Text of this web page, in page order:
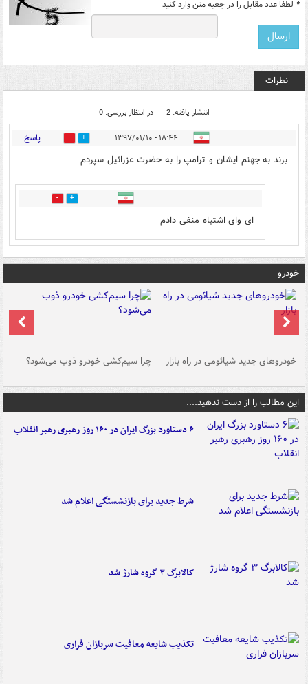
* لطفا عدد مقابل را در جعبه متن وارد کنید
نظرات
انتشار یافته: 2 در انتظار بررسی: 0
۱۸:۴۴ - ۱۳۹۷/۰۱/۱۰ 2 پاسخ
برند به جهنم ایشان و ترامپ را به حضرت عزرائیل سپردم
0
ای وای اشتباه منفی دادم
خودرو
خودروهای جدید شیائومی در راه بازار چرا سیم‌کشی خودرو ذوب می‌شود؟
این مطالب را از دست ندهید....
۶ دستاورد بزرگ ایران در ۱۶۰ روز رهبری رهبر انقلاب
شرط جدید برای بازنشستگی اعلام شد
کالابرگ ۳ گروه شارژ شد
تکذیب شایعه معافیت سربازان فراری